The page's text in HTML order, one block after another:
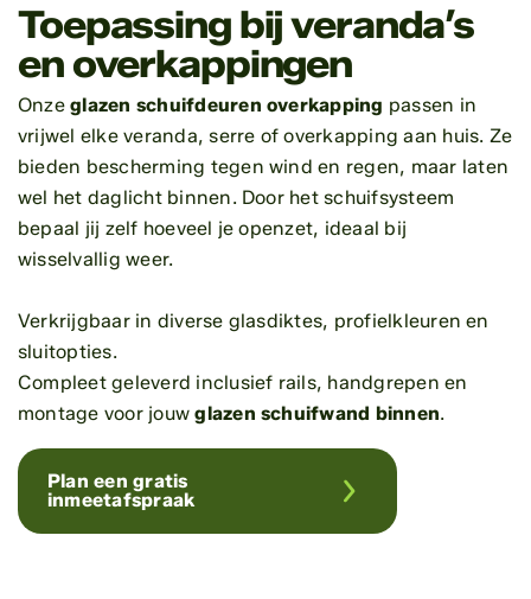
Toepassing bij veranda’s
en overkappingen
Onzeglazen schuifdeuren overkapping passen in
vrijwel elke veranda, serre of overkapping aan huis. Ze
bieden bescherming tegen wind en regen, maar laten
wel het daglicht binnen. Door het schuifsysteem
bepaal jij zelf hoeveel je openzet, ideaal bij
wisselvallig weer.
Verkrijgbaar in diverse glasdiktes, profielkleuren en
sluitopties.
Compleet geleverd inclusief rails, handgrepen en
montage voor jouwglazen schuifwand binnen.
Plan een gratis
inmeetafspraak